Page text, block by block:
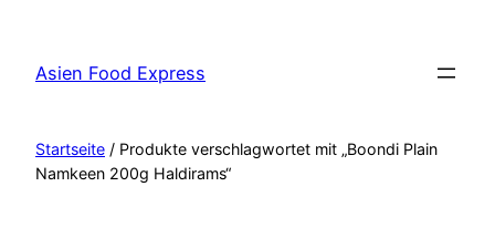
springen
Asien Food Express
Startseite / Produkte verschlagwortet mit „Boondi Plain
Namkeen 200g Haldirams“